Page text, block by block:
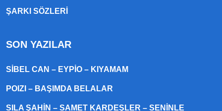
ŞARKI SÖZLERI
SON YAZILAR
SIBEL CAN – EYPIO – KIYAMAM
POIZI – BAŞIMDA BELALAR
SILA ŞAHIN – SAMET KARDEŞLER – SENINLE